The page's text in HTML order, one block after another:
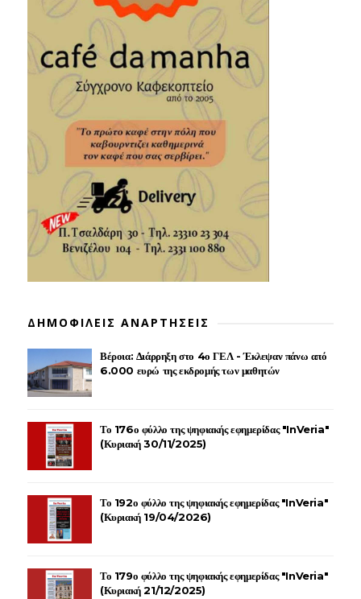
ΔΗΜΟΦΙΛΕΙΣ ΑΝΑΡΤΗΣΕΙΣ
Βέροια: Διάρρηξη στο 4ο ΓΕΛ - Έκλεψαν πάνω από
6.000 ευρώ της εκδρομής των μαθητών
Το 176ο φύλλο της ψηφιακής εφημερίδας "InVeria"
(Κυριακή 30/11/2025)
Το 192ο φύλλο της ψηφιακής εφημερίδας "InVeria"
(Κυριακή 19/04/2026)
Το 179ο φύλλο της ψηφιακής εφημερίδας "InVeria"
(Κυριακή 21/12/2025)